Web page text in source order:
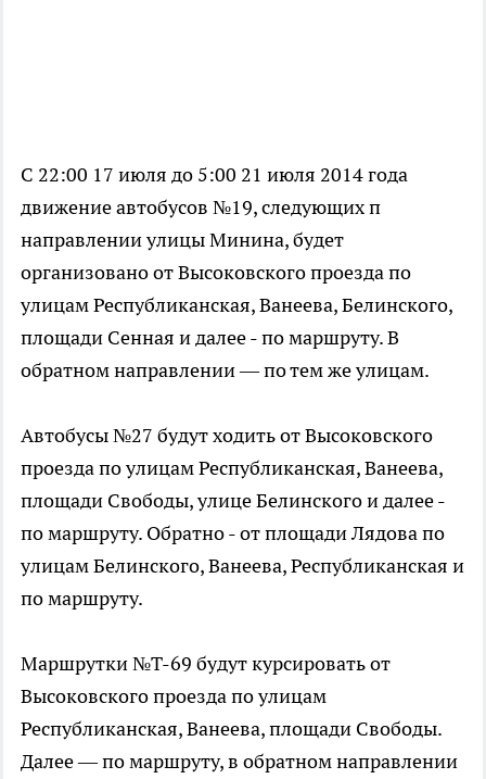
С 22:00 17 июля до 5:00 21 июля 2014 года
движение автобусов №19, следующих п
направлении улицы Минина, будет
организовано от Высоковского проезда по
улицам Республиканская, Ванеева, Белинского,
площади Сенная и далее - по маршруту. В
обратном направлении — по тем же улицам.
Автобусы №27 будут ходить от Высоковского
проезда по улицам Республиканская, Ванеева,
площади Свободы, улице Белинского и далее -
по маршруту. Обратно - от площади Лядова по
улицам Белинского, Ванеева, Республиканская и
по маршруту.
Маршрутки №Т-69 будут курсировать от
Высоковского проезда по улицам
Республиканская, Ванеева, площади Свободы.
Далее — по маршруту, в обратном направлении